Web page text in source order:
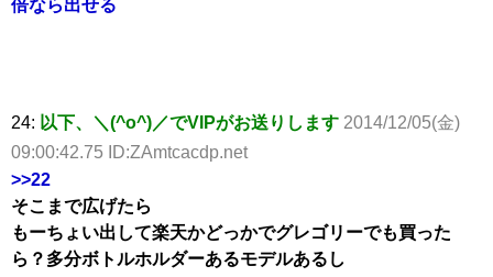
倍なら出せる
24: 以下、＼(^o^)／でVIPがお送りします 2014/12/05(金)
09:00:42.75 ID:ZAmtcacdp.net
>>22
そこまで広げたら
もーちょい出して楽天かどっかでグレゴリーでも買った
ら？多分ボトルホルダーあるモデルあるし